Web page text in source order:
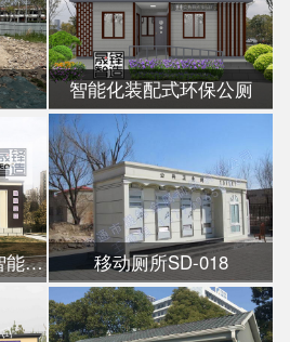
智能化装配式环保公厕
新型装配式移动环保智能公厕 移动厕所SD-018